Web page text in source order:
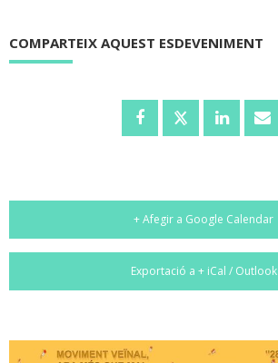
COMPARTEIX AQUEST ESDEVENIMENT
+ Afegir a Google Calendar
Exportació a + iCal / Outlook